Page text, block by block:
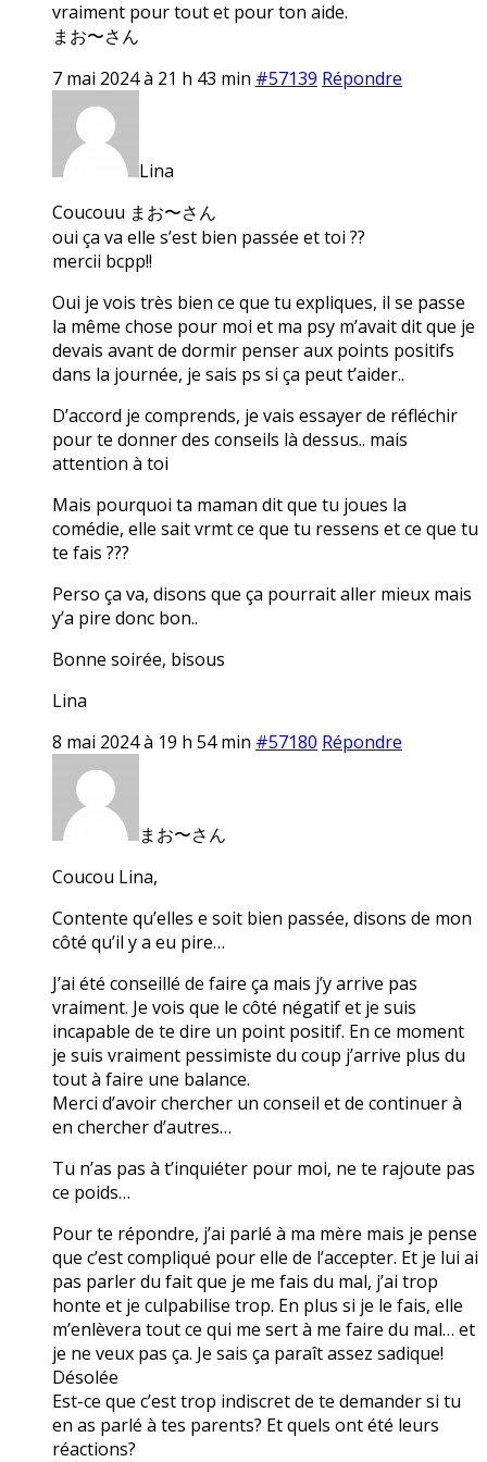
vraiment pour tout et pour ton aide.
まお〜さん
7 mai 2024 à 21 h 43 min #57139 Répondre
Lina
Coucouu まお〜さん
oui ça va elle s’est bien passée et toi ??
mercii bcpp!!
Oui je vois très bien ce que tu expliques, il se passe
la même chose pour moi et ma psy m’avait dit que je
devais avant de dormir penser aux points positifs
dans la journée, je sais ps si ça peut t’aider..
D’accord je comprends, je vais essayer de réfléchir
pour te donner des conseils là dessus.. mais
attention à toi
Mais pourquoi ta maman dit que tu joues la
comédie, elle sait vrmt ce que tu ressens et ce que tu
te fais ???
Perso ça va, disons que ça pourrait aller mieux mais
y’a pire donc bon..
Bonne soirée, bisous
Lina
8 mai 2024 à 19 h 54 min #57180 Répondre
まお〜さん
Coucou Lina,
Contente qu’elles e soit bien passée, disons de mon
côté qu’il y a eu pire…
J’ai été conseillé de faire ça mais j’y arrive pas
vraiment. Je vois que le côté négatif et je suis
incapable de te dire un point positif. En ce moment
je suis vraiment pessimiste du coup j’arrive plus du
tout à faire une balance.
Merci d’avoir chercher un conseil et de continuer à
en chercher d’autres…
Tu n’as pas à t’inquiéter pour moi, ne te rajoute pas
ce poids…
Pour te répondre, j’ai parlé à ma mère mais je pense
que c’est compliqué pour elle de l’accepter. Et je lui ai
pas parler du fait que je me fais du mal, j’ai trop
honte et je culpabilise trop. En plus si je le fais, elle
m’enlèvera tout ce qui me sert à me faire du mal… et
je ne veux pas ça. Je sais ça paraît assez sadique!
Désolée
Est-ce que c’est trop indiscret de te demander si tu
en as parlé à tes parents? Et quels ont été leurs
réactions?